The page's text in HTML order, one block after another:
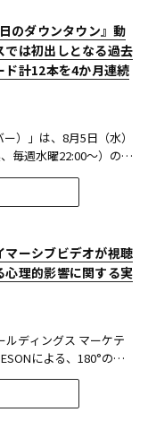
のダウンタウン』動
では初出しとなる過去
ド計12本を4か月連続
）」は、8月5日（水）
毎週水曜22:00～）の過
わたり配信する。本エ
回が初めてとなる。
て無料で見放題となっている。 『水曜日のダウンタウン...
マーシブビデオが視聴
心理的影響に関する実
ルディングス マーケテ
による、180°の視
オ）を実験刺激に用い
年6月8日にarXivで
の撮影距離が体験者の「そ...